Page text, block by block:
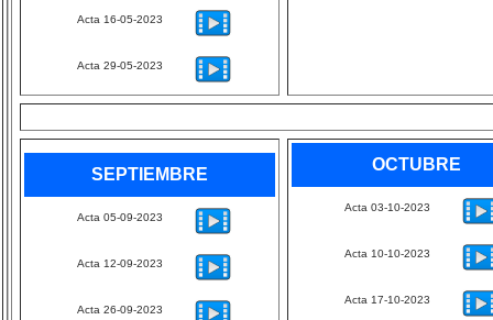
Acta 16-05-2023
Acta 29-05-2023
SEPTIEMBRE
Acta 05-09-2023
Acta 12-09-2023
Acta 26-09-2023
OCTUBRE
Acta 03-10-2023
Acta 10-10-2023
Acta 17-10-2023